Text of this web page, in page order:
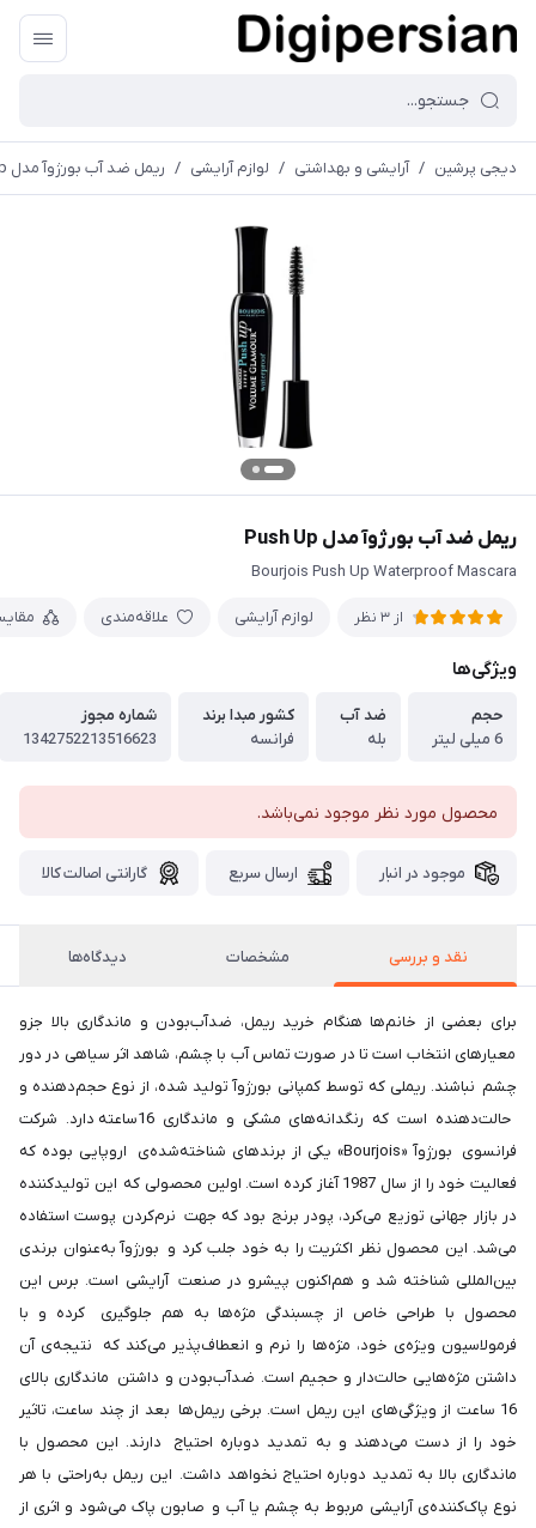
دیجی پرشین / آرایشی و بهداشتی / لوازم آرایشی / ریمل ضد آب بورژوآ مدل Push Up
ریمل ضد آب بورژوآ مدل Push Up
Bourjois Push Up Waterproof Mascara
از 3 نظر لوازم آرایشی علاقه‌مندی
ویژگی‌ها
حجم
6 میلی لیتر
ضد آب
بله
کشور مبدا برند
فرانسه
شماره مجوز
1342752213516623
محصول مورد نظر موجود نمی‌باشد.
موجود در انبار ارسال سریع گارانتی اصالت کالا
نقد و بررسی مشخصات دیدگاه‌ها
برای بعضی از خانم‌ها هنگام خرید ریمل، ضدآب‌بودن و ماندگاری بالا جزو
معیارهای انتخاب است تا در صورت تماس آب با چشم، شاهد اثر سیاهی در دور
چشم نباشند. ریملی که توسط کمپانی بورژوآ تولید شده، از نوع حجم‌دهنده و
حالت‌دهنده است که رنگدانه‌های مشکی و ماندگاری 16ساعته دارد. شرکت
فرانسوی بورژوآ «Bourjois» یکی از برندهای شناخته‌شده‌ی اروپایی بوده که
فعالیت خود را از سال 1987 آغاز کرده است. اولین محصولی که این تولیدکننده
در بازار جهانی توزیع می‌کرد، پودر برنج بود که جهت نرم‌کردن پوست استفاده
می‌شد. این محصول نظر اکثریت را به خود جلب کرد و بورژوآ به‌عنوان برندی
بین‌المللی شناخته شد و هم‌اکنون پیشرو در صنعت آرایشی است. برس این
محصول با طراحی خاص از چسبندگی مژه‌ها به هم جلوگیری کرده و با
فرمولاسیون ویژه‌ی خود، مژه‌ها را نرم و انعطاف‌پذیر می‌کند که نتیجه‌ی آن
داشتن مژه‌هایی حالت‌دار و حجیم است. ضدآب‌بودن و داشتن ماندگاری بالای
16 ساعت از ویژگی‌های این ریمل است. برخی ریمل‎‌ها بعد از چند ساعت، تاثیر
خود را از دست می‌دهند و به تمدید دوباره احتیاج دارند. این محصول با
ماندگاری بالا به تمدید دوباره احتیاج نخواهد داشت. این ریمل به‌‌راحتی با هر
نوع پاک‌کننده‌ی آرایشی مربوط به چشم یا آب و صابون پاک می‌شود و اثری از